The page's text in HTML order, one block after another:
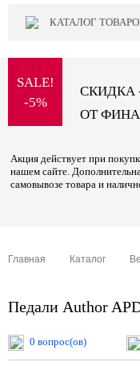
КАТАЛОГ
SALE!
-5%
СКИДКА
ОТ
Акция действует при
нашем сайте.
самовывозе товара и
Главная Каталог
Педали Author
0 вопрос(ов)